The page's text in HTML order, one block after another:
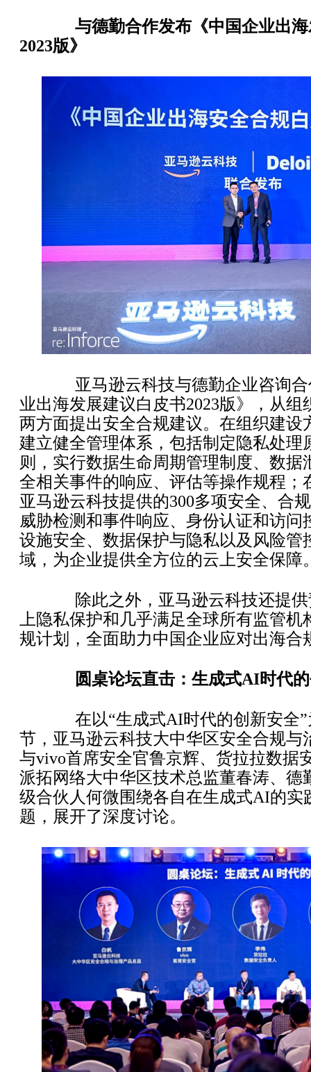
与德勤合作发布《中国企业出
2023版》
亚马逊云科技与德勤企业咨询合
业出海发展建议白皮书2023版》，从组
两方面提出安全合规建议。在组织建设
建立健全管理体系，包括制定隐私处理
则，实行数据生命周期管理制度、数据
全相关事件的响应、评估等操作规程；
亚马逊云科技提供的300多项安全、合
威胁检测和事件响应、身份认证和访问
设施安全、数据保护与隐私以及风险管
域，为企业提供全方位的云上安全保障
除此之外，亚马逊云科技还提供
上隐私保护和几乎满足全球所有监管
规计划，全面助力中国企业应对出海合
圆桌论坛直击：生成式AI时代
在以“生成式AI时代的创新安全”
节，亚马逊云科技大中华区安全合规与
与vivo首席安全官鲁京辉、货拉拉数据
派拓网络大中华区技术总监董春涛、德
级合伙人何微围绕各自在生成式AI的实
题，展开了深度讨论。